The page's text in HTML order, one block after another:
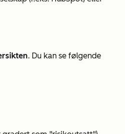
. Du kan se følgende